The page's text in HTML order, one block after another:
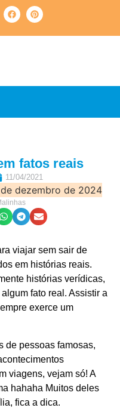
fatos reais
11/04/2021
dezembro de 2024
viajar sem sair de
em histórias reais.
histórias verídicas,
fato real. Assistir a
exerce um
de pessoas famosas,
viagens, vejam só! A
hahaha Muitos deles
fica a dica.